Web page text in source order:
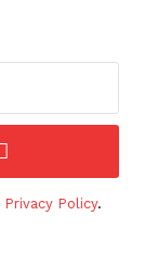
Privacy Policy.